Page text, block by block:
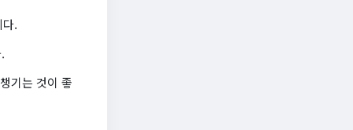
.
기는 것이 좋